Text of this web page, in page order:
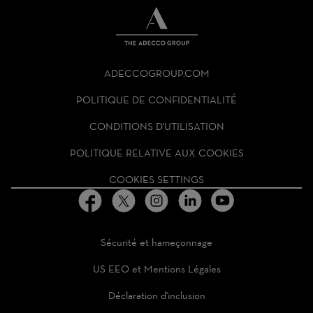
GROUP
HOMEPAGE
ADECCOGROUP.COM
POLITIQUE DE CONFIDENTIALITÉ
CONDITIONS D'UTILISATION
POLITIQUE RELATIVE AUX COOKIES
COOKIES SETTINGS
Sécurité et hameçonnage
US EEO et Mentions Légales
Déclaration d'inclusion